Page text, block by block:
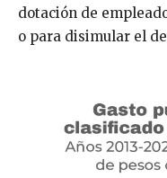
dotación de
o para disimular el